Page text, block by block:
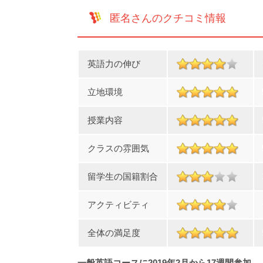
匿名さんのクチコミ情報
英語力の伸び
立地環境
授業内容
クラスの雰囲気
留学生の国籍割合
アクティビティ
全体の満足度